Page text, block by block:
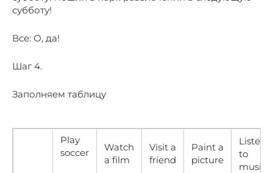
субботу!
Все: О, да!
Шаг 4.
Заполняем таблицу
Play
soccer
Watch
a film
Visit a
friend
Paint a
picture
Listen
to
music